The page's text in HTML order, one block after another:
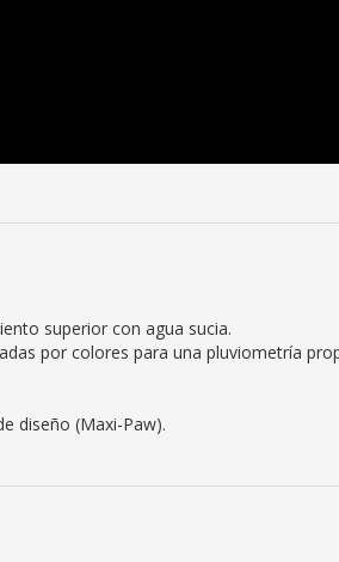
superior con agua sucia.
por colores para una pluviometría
diseño (Maxi-Paw).